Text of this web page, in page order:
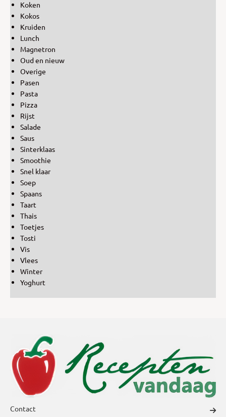
Koken
Kokos
Kruiden
Lunch
Magnetron
Oud en nieuw
Overige
Pasen
Pasta
Pizza
Rijst
Salade
Saus
Sinterklaas
Smoothie
Snel klaar
Soep
Spaans
Taart
Thais
Toetjes
Tosti
Vis
Vlees
Winter
Yoghurt
Contact